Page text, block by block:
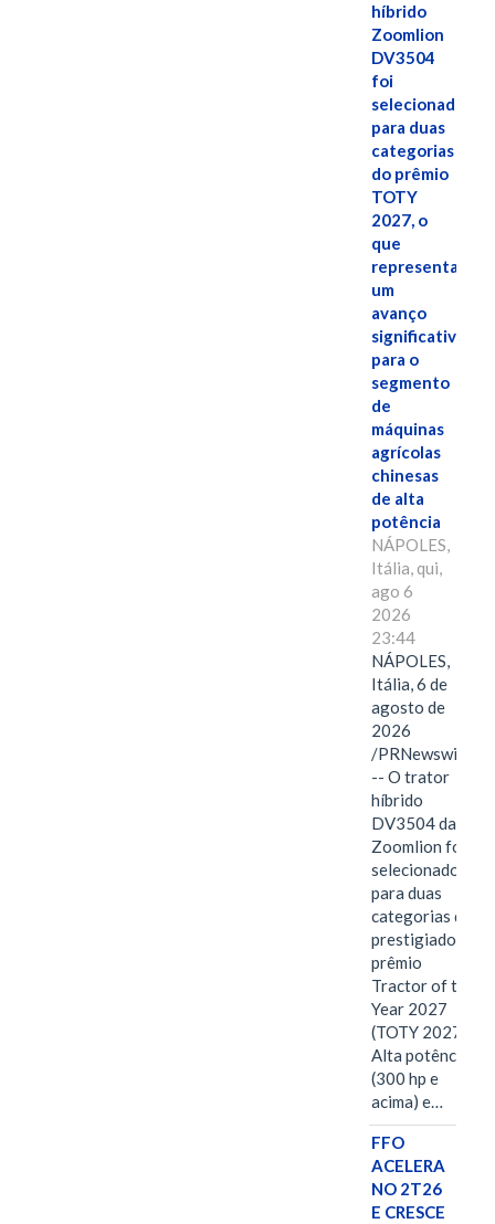
híbrido
Zoomlion
DV3504
foi
selecionado
para duas
categorias
do prêmio
TOTY
2027, o
que
representa
um
avanço
significativo
para o
segmento
de
máquinas
agrícolas
chinesas
de alta
potência
NÁPOLES,
Itália, qui,
ago 6
2026
23:44
NÁPOLES,
Itália, 6 de
agosto de
2026
/PRNewswire/
-- O trator
híbrido
DV3504 da
Zoomlion foi
selecionado
para duas
categorias do
prestigiado
prêmio
Tractor of the
Year 2027
(TOTY 2027:
Alta potência
(300 hp e
acima) e…
FFO
ACELERA
NO 2T26
E CRESCE